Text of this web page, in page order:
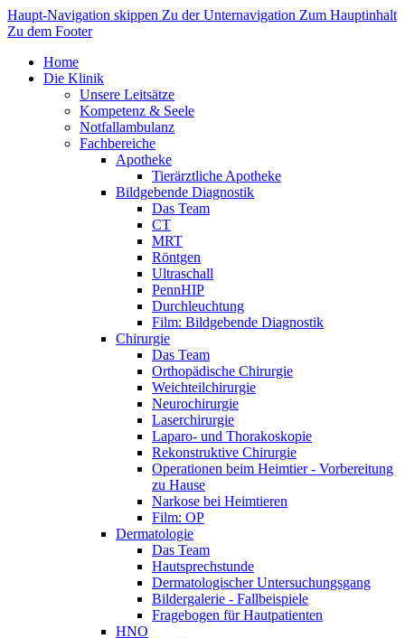
Haupt-Navigation skippen Zu der Unternavigation Zum Hauptinhalt
Zu dem Footer
Home
Die Klinik
Unsere Leitsätze
Kompetenz & Seele
Notfallambulanz
Fachbereiche
Apotheke
Tierärztliche Apotheke
Bildgebende Diagnostik
Das Team
CT
MRT
Röntgen
Ultraschall
PennHIP
Durchleuchtung
Film: Bildgebende Diagnostik
Chirurgie
Das Team
Orthopädische Chirurgie
Weichteilchirurgie
Neurochirurgie
Laserchirurgie
Laparo- und Thorakoskopie
Rekonstruktive Chirurgie
Operationen beim Heimtier - Vorbereitung
zu Hause
Narkose bei Heimtieren
Film: OP
Dermatologie
Das Team
Hautsprechstunde
Dermatologischer Untersuchungsgang
Bildergalerie - Fallbeispiele
Fragebogen für Hautpatienten
HNO